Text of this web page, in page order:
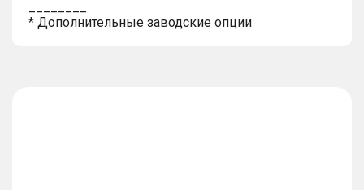
* Дополнительные заводские опции